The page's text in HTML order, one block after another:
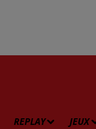
REPLAY JEUX